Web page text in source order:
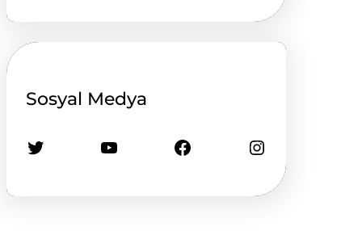
Sosyal Medya
Twitter YouTube Facebook Instagram